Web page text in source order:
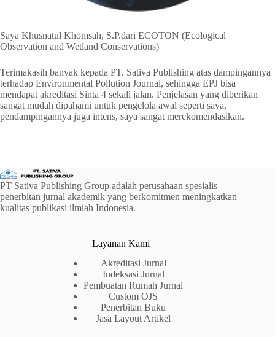
Saya Khusnatul Khomsah, S.P.dari ECOTON (Ecological
Observation and Wetland Conservations)
Terimakasih banyak kepada PT. Sativa Publishing atas dampingannya
terhadap Environmental Pollution Journal, sehingga EPJ bisa
mendapat akreditasi Sinta 4 sekali jalan. Penjelasan yang diberikan
sangat mudah dipahami untuk pengelola awal seperti saya,
pendampingannya juga intens, saya sangat merekomendasikan.
PT Sativa Publishing Group adalah perusahaan spesialis
penerbitan jurnal akademik yang berkomitmen meningkatkan
kualitas publikasi ilmiah Indonesia.
Layanan Kami
Akreditasi Jurnal
Indeksasi Jurnal
Pembuatan Rumah Jurnal
Custom OJS
Penerbitan Buku
Jasa Layout Artikel